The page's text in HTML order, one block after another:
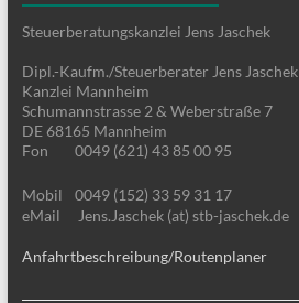
Steuerberatungskanzlei Jens Jaschek
Dipl.-Kaufm./Steuerberater Jens Jaschek
Kanzlei Mannheim
Schumannstrasse 2 & Weberstraße 7
DE 68165 Mannheim
Fon
0049 (621) 43 85 00 95
Mobil
0049 (152) 33 59 31 17
eMail
Jens.Jaschek (at) stb-jaschek.de
Anfahrtbeschreibung/Routenplaner